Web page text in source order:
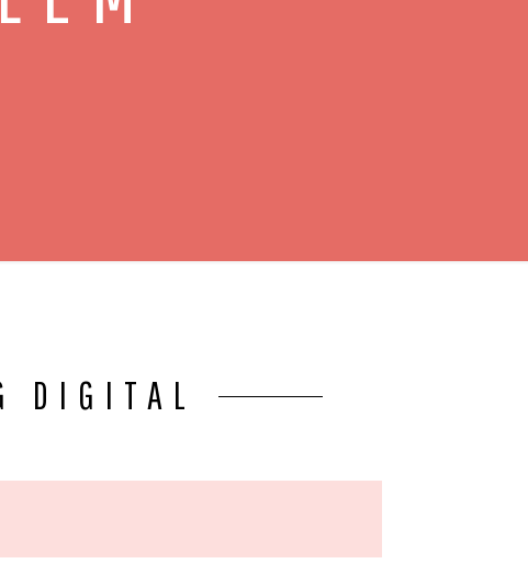
DIGITAL